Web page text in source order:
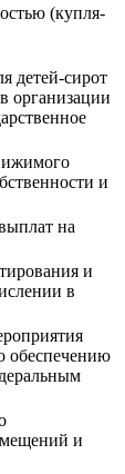
(купля-
детей-сирот
организации
и
на
и
в
обеспечению
и